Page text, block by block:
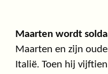
Maarten wordt
Maarten en zijn
Italië. Toen hij